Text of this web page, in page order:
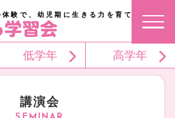
験で、幼児期に生きる力を育てる。
低学年 高学年
講演会